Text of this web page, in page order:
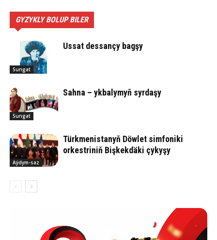
GYZYKLY BOLUP BILER
Sungat
Ussat des­san­çy bag­şy
Sungat
Sahna – ykbalymyň syrdaşy
Aýdym-saz
Türkmenistanyň Döwlet simfoniki
orkestriniň Bişkekdäki çykyşy